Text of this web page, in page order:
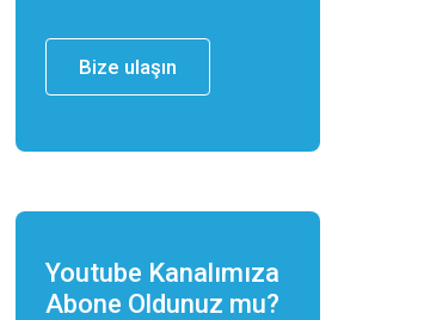
Bize ulaşın
Youtube Kanalımıza
Abone Oldunuz mu?